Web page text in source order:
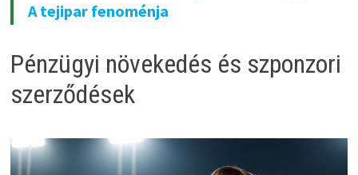
A tejipar fenoménja
Pénzügyi növekedés és szponzori
szerződések